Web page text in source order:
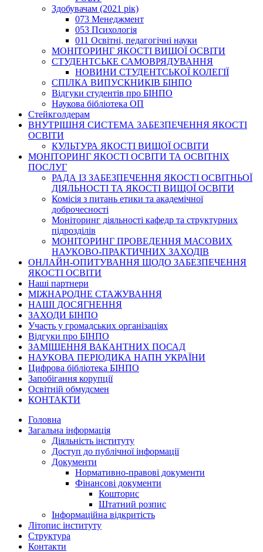
Здобувачам (2021 рік)
073 Менеджмент
053 Психологія
011 Освітні, педагогічні науки
МОНІТОРИНГ ЯКОСТІ ВИЩОЇ ОСВІТИ
СТУДЕНТСЬКЕ САМОВРЯДУВАННЯ
НОВИНИ СТУДЕНТСЬКОЇ КОЛЕГІЇ
СПІЛКА ВИПУСКНИКІВ БІНПО
Відгуки студентів про БІНПО
Наукова бібліотека ОП
Стейкголдерам
ВНУТРІШНЯ СИСТЕМА ЗАБЕЗПЕЧЕННЯ ЯКОСТІ
ОСВІТИ
КУЛЬТУРА ЯКОСТІ ВИЩОЇ ОСВІТИ
МОНІТОРИНГ ЯКОСТІ ОСВІТИ ТА ОСВІТНІХ
ПОСЛУГ
РАДА ІЗ ЗАБЕЗПЕЧЕННЯ ЯКОСТІ ОСВІТНЬОЇ
ДІЯЛЬНОСТІ ТА ЯКОСТІ ВИЩОЇ ОСВІТИ
Комісія з питань етики та академічної
доброчесності
Моніторинг діяльності кафедр та структурних
підрозділів
МОНІТОРИНГ ПРОВЕДЕННЯ МАСОВИХ
НАУКОВО-ПРАКТИЧНИХ ЗАХОДІВ
ОНЛАЙН-ОПИТУВАННЯ ЩОДО ЗАБЕЗПЕЧЕННЯ
ЯКОСТІ ОСВІТИ
Наші партнери
МІЖНАРОДНЕ СТАЖУВАННЯ
НАШІ ДОСЯГНЕННЯ
ЗАХОДИ БІНПО
Участь у громадських організаціях
Відгуки про БІНПО
ЗАМІЩЕННЯ ВАКАНТНИХ ПОСАД
НАУКОВА ПЕРІОДИКА НАПН УКРАЇНИ
Цифрова бібліотека БІНПО
Запобігання корупції
Освітній обмудсмен
КОНТАКТИ
Головна
Загальна інформація
Діяльність інституту
Доступ до публічної інформації
Документи
Нормативно-правові документи
Фінансові документи
Кошторис
Штатний розпис
Інформаційна відкритість
Літопис інституту
Структура
Контакти